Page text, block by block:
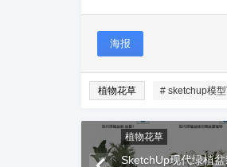
海报
植物花草 # sketchup模
植物花草
SketchUp现代绿植